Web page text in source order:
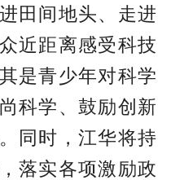
田间地头、走进
近距离感受科技
是青少年对科学
科学、鼓励创新
同时，江华将持
落实各项激励政